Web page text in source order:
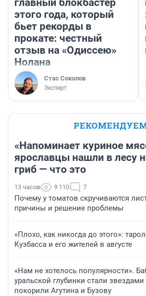
главный блокбастер
этого года, который
бьет рекорды в
прокате: честный
отзыв на «Одиссею»
Нолана
Стас Соколов
Эксперт
«Напоминает куриное
ярославцы нашли в лесу
гриб — что это
13 часов 9 110 7
Почему у томатов скручиваются
причины и решение проблемы
«Плохо, как никогда до этого»:
Кузбасса и его жителей в августе
«Нам не хотелось популярности».
уральской глубинки стали
покорили Агутина и Бузову